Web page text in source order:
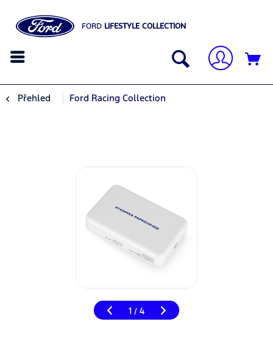
FORD LIFESTYLE COLLECTION
Přehled Ford Racing Collection
1 / 4